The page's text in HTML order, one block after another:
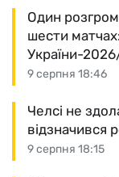
9 серпня 18:46
Один
шести
України-
9 серпня 18:15
Челсі не
відзначився